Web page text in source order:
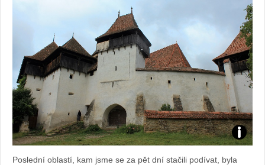
Foto:
Poslední oblastí, kam jsme se za pět dní stačili podívat, byla